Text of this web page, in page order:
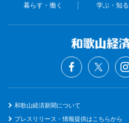
暮らす・働く 学ぶ・知る
和歌山経済新聞について
プレスリリース・情報提供はこちらから